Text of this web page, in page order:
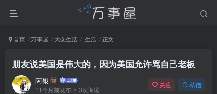
首页 万事屋 大众生活 生活 正文
朋友说美国是伟大的，因为美国允许骂自己老板
阿银
11个月前发布 3次阅读
关注 私信